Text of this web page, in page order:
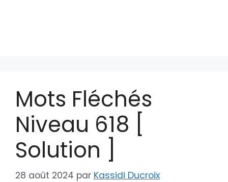
Mots Fléchés
Niveau 618 [
Solution ]
28 août 2024 par Kassidi Ducroix